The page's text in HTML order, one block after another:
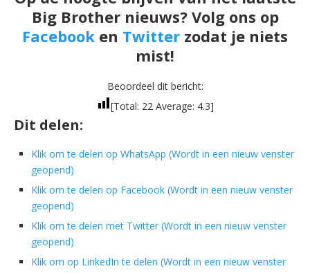
Big Brother nieuws? Volg ons op
Facebook en Twitter zodat je niets
mist!
Beoordeel dit bericht:
[Total: 22 Average: 4.3]
Dit delen:
Klik om te delen op WhatsApp (Wordt in een nieuw venster
geopend)
Klik om te delen op Facebook (Wordt in een nieuw venster
geopend)
Klik om te delen met Twitter (Wordt in een nieuw venster
geopend)
Klik om op LinkedIn te delen (Wordt in een nieuw venster